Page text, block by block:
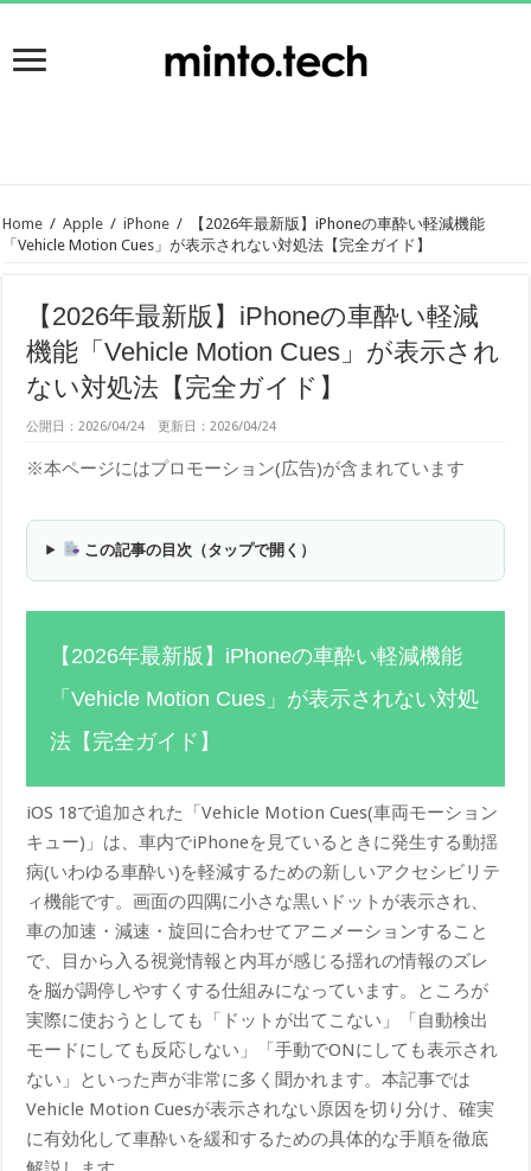
Home / Apple / iPhone /
【2026年最新版】iPhoneの車酔い軽減機能
「Vehicle Motion Cues」が表示されない対処法【完全ガイド】
【2026年最新版】iPhoneの車酔い軽減
機能「Vehicle Motion Cues」が表示され
ない対処法【完全ガイド】
公開日：2026/04/24 更新日：2026/04/24
※本ページにはプロモーション(広告)が含まれています
この記事の目次（タップで開く）
【2026年最新版】iPhoneの車酔い軽減機能
「Vehicle Motion Cues」が表示されない対処
法【完全ガイド】
iOS 18で追加された「Vehicle Motion Cues(車両モーション
キュー)」は、車内でiPhoneを見ているときに発生する動揺
病(いわゆる車酔い)を軽減するための新しいアクセシビリテ
ィ機能です。画面の四隅に小さな黒いドットが表示され、
車の加速・減速・旋回に合わせてアニメーションすること
で、目から入る視覚情報と内耳が感じる揺れの情報のズレ
を脳が調停しやすくする仕組みになっています。ところが
実際に使おうとしても「ドットが出てこない」「自動検出
モードにしても反応しない」「手動でONにしても表示され
ない」といった声が非常に多く聞かれます。本記事では
Vehicle Motion Cuesが表示されない原因を切り分け、確実
に有効化して車酔いを緩和するための具体的な手順を徹底